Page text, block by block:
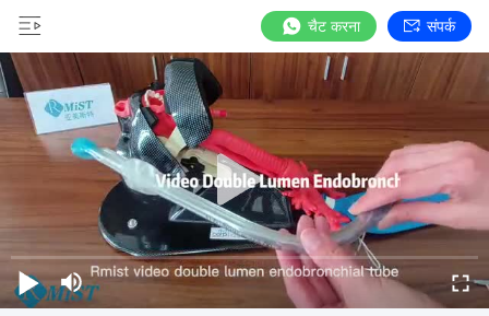
चैट करना संपर्क